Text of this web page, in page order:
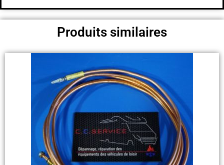
Produits similaires